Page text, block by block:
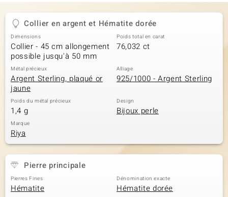
Collier en argent et Hématite dorée
Dimensions
Collier - 45 cm allongement
possible jusqu'à 50 mm
Poids total en carat
76,032 ct
Métal précieux
Argent Sterling, plaqué or
jaune
Alliage
925/1000 - Argent Sterling
Poids du métal précieux
1,4 g
Design
Bijoux perle
Marque
Riya
Pierre principale
Pierres Fines
Hématite
Dénomination exacte
Hématite dorée